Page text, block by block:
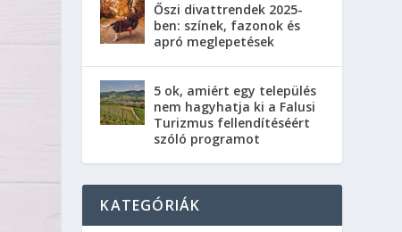
Őszi divattrendek 2025-
ben: színek, fazonok és
apró meglepetések
5 ok, amiért egy település
nem hagyhatja ki a Falusi
Turizmus fellendítéséért
szóló programot
KATEGÓRIÁK